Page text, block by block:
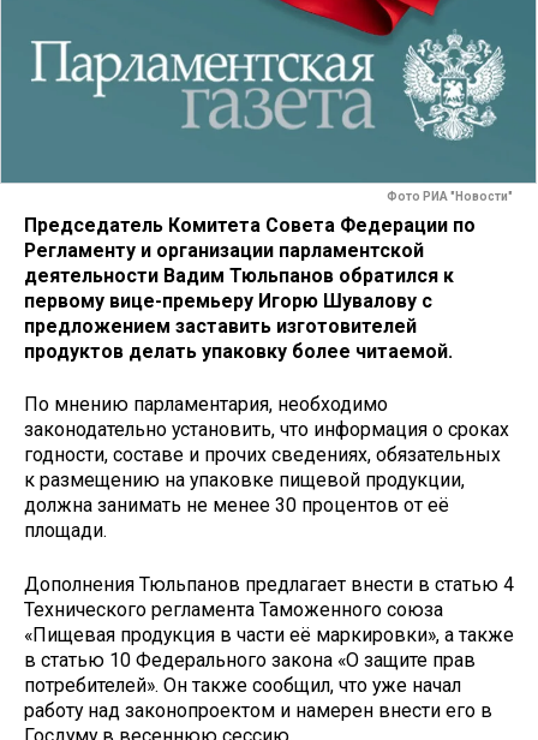
Фото РИА "Новости"
Председатель Комитета Совета Федерации по
Регламенту и организации парламентской
деятельности Вадим Тюльпанов обратился к
первому вице-премьеру Игорю Шувалову с
предложением заставить изготовителей
продуктов делать упаковку более читаемой.
По мнению парламентария, необходимо
законодательно установить, что информация о сроках
годности, составе и прочих сведениях, обязательных
к размещению на упаковке пищевой продукции,
должна занимать не менее 30 процентов от её
площади.
Дополнения Тюльпанов предлагает внести в статью 4
Технического регламента Таможенного союза
«Пищевая продукция в части её маркировки», а также
в статью 10 Федерального закона «О защите прав
потребителей». Он также сообщил, что уже начал
работу над законопроектом и намерен внести его в